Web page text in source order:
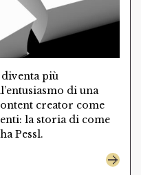
più
di una
creator come
la storia di come
Pessl.